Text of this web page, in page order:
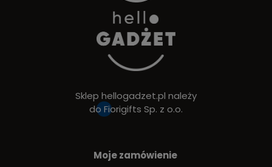
Sklep hellogadzet.pl należy
do Fiorigifts Sp. z o.o.
Moje zamówienie